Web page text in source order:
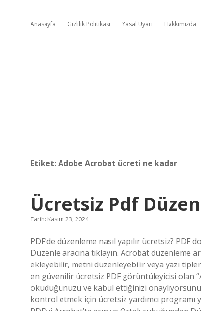
Anasayfa Gizlilik Politikası Yasal Uyarı Hakkımızda
Etiket:Adobe Acrobat ücreti ne kadar
Ücretsiz Pdf
Tarih: Kasım 23, 2024
PDF’de düzenleme nasıl yapılır ücretsiz? PDF
Düzenle aracına tıklayın. Acrobat düzenleme
ekleyebilir, metni düzenleyebilir veya yazı
en güvenilir ücretsiz PDF görüntüleyicisi olan
okuduğunuzu ve kabul ettiğinizi
kontrol etmek için ücretsiz yardımcı programı